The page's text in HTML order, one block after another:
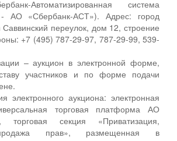
Автоматизированная система
- АО «Сбербанк-АСТ»). Адрес: город
переулок, дом 12, строение
+7 (495) 787-29-97, 787-29-99, 539-
– аукцион в электронной форме,
участников и по форме подачи
электронного аукциона: электронная
торговая платформа АО
торговая секция «Приватизация,
прав», размещенная в